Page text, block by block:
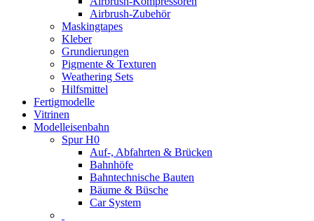
Airbrush-Zubehör
Maskingtapes
Kleber
Grundierungen
Pigmente & Texturen
Weathering Sets
Hilfsmittel
Fertigmodelle
Vitrinen
Modelleisenbahn
Spur H0
Auf-, Abfahrten & Brücken
Bahnhöfe
Bahntechnische Bauten
Bäume & Büsche
Car System